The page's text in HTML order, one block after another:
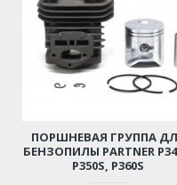
ПОРШНЕВАЯ ГРУППА
БЕНЗОПИЛЫ PARTNER
P350S, P360S